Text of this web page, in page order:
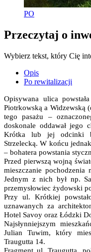
PO
Przeczytaj o
Wybierz tekst, który Cię
Opis
Po rewitalizacji
Opisywana ulica
Piotrkowską a Widzewską
tego pasażu –
doskonale oddawał jego
Krótka lub jej odcinki
Strzelecką. W końcu
– bohatera powstania
Przed pierwszą wojną
mieszczanie
Jednym z nich był np.
przemysłowiec żydowski
Przy ul. Krótkiej
uznawanych za
Hotel Savoy oraz Łódzki
Najsłynniejszym
Julian Tuwim, który
Traugutta 14.
Fragment ul. Traugutta,